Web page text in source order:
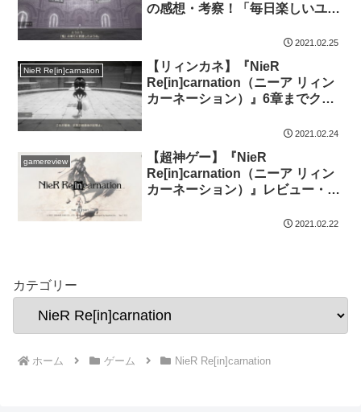
の感想・考察！「毎日楽しいユメ
2021.02.25
NieR Re[in]carnation
【リィンカネ】『NieR
Re[in]carnation（ニーア リィン
カーネーション）』6章までクリ
2021.02.24
gamereview
【超神ゲー】『NieR
Re[in]carnation（ニーア リィン
カーネーション）』レビュー・評
で紡がれる記憶を修正するRPG
2021.02.22
カテゴリー
ホーム ゲーム NieR Re[in]carnation